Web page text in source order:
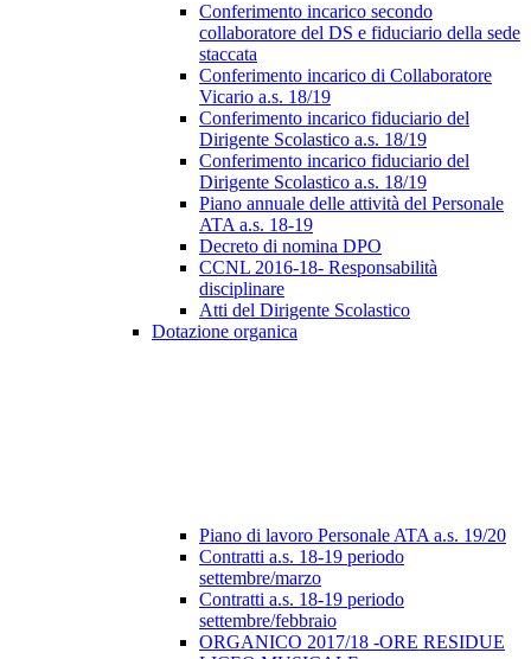
Conferimento incarico secondo
collaboratore del DS e fiduciario della sede
staccata
Conferimento incarico di Collaboratore
Vicario a.s. 18/19
Conferimento incarico fiduciario del
Dirigente Scolastico a.s. 18/19
Conferimento incarico fiduciario del
Dirigente Scolastico a.s. 18/19
Piano annuale delle attività del Personale
ATA a.s. 18-19
Decreto di nomina DPO
CCNL 2016-18- Responsabilità
disciplinare
Atti del Dirigente Scolastico
Dotazione organica
Piano di lavoro Personale ATA a.s. 19/20
Contratti a.s. 18-19 periodo
settembre/marzo
Contratti a.s. 18-19 periodo
settembre/febbraio
ORGANICO 2017/18 -ORE RESIDUE